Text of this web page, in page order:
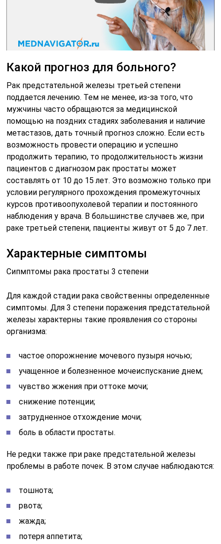
Какой прогноз для больного?
Рак предстательной железы третьей степени
поддается лечению. Тем не менее, из-за того, что
мужчины часто обращаются за медицинской
помощью на поздних стадиях заболевания и наличие
метастазов, дать точный прогноз сложно. Если есть
возможность провести операцию и успешно
продолжить терапию, то продолжительность жизни
пациентов с диагнозом рак простаты может
составлять от 10 до 15 лет. Это возможно только при
условии регулярного прохождения промежуточных
курсов противоопухолевой терапии и постоянного
наблюдения у врача. В большинстве случаев же, при
раке третьей степени, пациенты живут от 5 до 7 лет.
Характерные симптомы
Сипмптомы рака простаты 3 степени
Для каждой стадии рака свойственны определенные
симптомы. Для 3 степени поражения предстательной
железы характерны такие проявления со стороны
организма:
частое опорожнение мочевого пузыря ночью;
учащенное и болезненное мочеиспускание днем;
чувство жжения при оттоке мочи;
снижение потенции;
затрудненное отхождение мочи;
боль в области простаты.
Не редки также при раке предстательной железы
проблемы в работе почек. В этом случае наблюдаются:
тошнота;
рвота;
жажда;
потеря аппетита;